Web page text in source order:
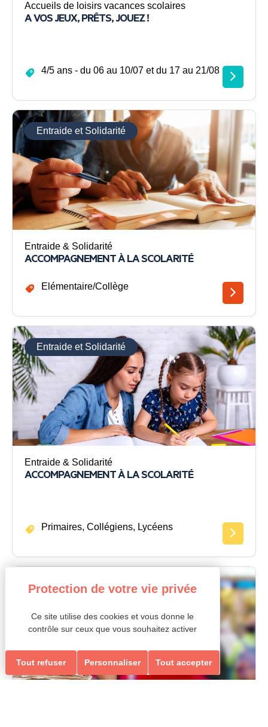
Accueils de loisirs vacances scolaires
A VOS JEUX, PRÊTS, JOUEZ !
4/5 ans - du 06 au 10/07 et du 17 au 21/08
Entraide et Solidarité
Entraide & Solidarité
ACCOMPAGNEMENT À LA SCOLARITÉ
Elémentaire/Collège
Entraide et Solidarité
Entraide & Solidarité
ACCOMPAGNEMENT À LA SCOLARITÉ
Primaires, Collégiens, Lycéens
Entraide et Solidarité
Ce site utilise des cookies et vous donne le
contrôle sur ceux que vous souhaitez activer
Tout accepter
Tout refuser Personnaliser